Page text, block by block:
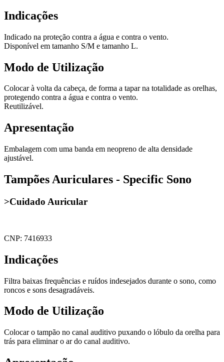
Indicações
Indicado na proteção contra a água e contra o vento.
Disponível em tamanho S/M e tamanho L.
Modo de Utilização
Colocar à volta da cabeça, de forma a tapar na totalidade as orelhas,
protegendo contra a água e contra o vento.
Reutilizável.
Apresentação
Embalagem com uma banda em neopreno de alta densidade
ajustável.
Tampões Auriculares - Specific Sono
>Cuidado Auricular
CNP: 7416933
Indicações
Filtra baixas frequências e ruídos indesejados durante o sono, como
roncos e sons desagradáveis.
Modo de Utilização
Colocar o tampão no canal auditivo puxando o lóbulo da orelha para
trás para eliminar o ar do canal auditivo.